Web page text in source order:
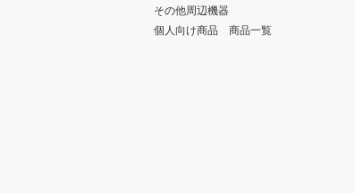
その他周辺機器
個人向け商品 商品一覧